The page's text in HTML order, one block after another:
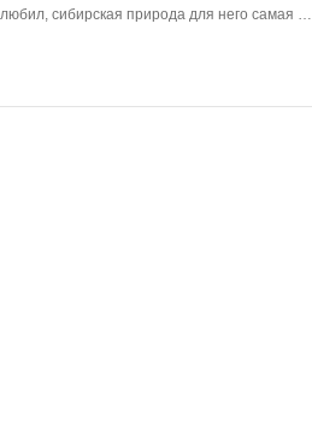
сибирская природа для него самая …